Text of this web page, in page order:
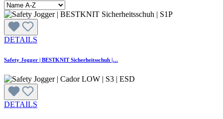
DETAILS
Safety Jogger | BESTKNIT Sicherheitsschuh |…
DETAILS